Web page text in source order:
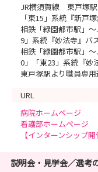
JR横須賀線 東戸塚
「東15」系統『新戸
相鉄「緑園都市駅」
9」系統『妙法寺』バ
相鉄「緑園都市駅」
0」「東23」系統『妙
東戸塚駅より職員専用
URL
病院ホームページ
看護部ホームページ
【インターンシップ開
説明会・見学会／選考